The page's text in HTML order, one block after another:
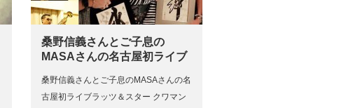
桑野信義さんとご子息の
MASAさんの名古屋初ライブ
桑野信義さんとご子息のMASAさんの名
古屋初ライブラッツ＆スター クワマン